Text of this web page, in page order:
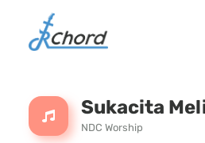
Sukacita
NDC Worship